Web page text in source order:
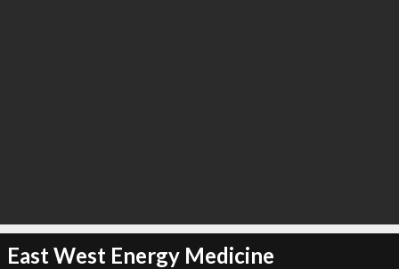
East West Energy Medicine